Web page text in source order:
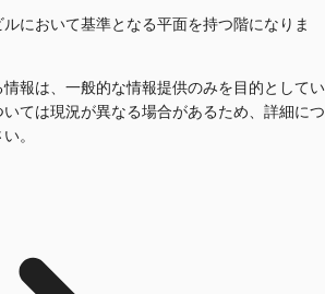
において基準となる平面を持つ階になりま
報は、一般的な情報提供のみを目的としてい
ては現況が異なる場合があるため、詳細につ
。